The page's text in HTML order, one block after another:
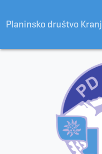
Planinsko društvo Kranj